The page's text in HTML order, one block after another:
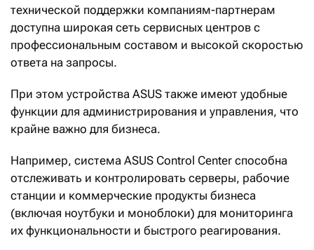
технической поддержки компаниям-партнерам
доступна широкая сеть сервисных центров с
профессиональным составом и высокой скоростью
ответа на запросы.
При этом устройства ASUS также имеют удобные
функции для администрирования и управления, что
крайне важно для бизнеса.
Например, система ASUS Control Center способна
отслеживать и контролировать серверы, рабочие
станции и коммерческие продукты бизнеса
(включая ноутбуки и моноблоки) для мониторинга
их функциональности и быстрого реагирования.